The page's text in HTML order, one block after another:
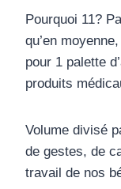
Pourquoi 11?
qu’en
pour 1 palette
produits
Volume divisé
de gestes, de
travail de nos